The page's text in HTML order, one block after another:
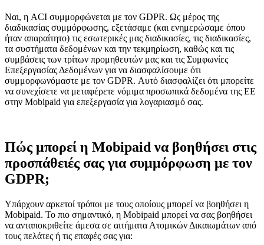
Ναι, η ACI συμμορφώνεται με τον GDPR. Ως μέρος της
διαδικασίας συμμόρφωσης, εξετάσαμε (και ενημερώσαμε όπου
ήταν απαραίτητο) τις εσωτερικές μας διαδικασίες, τις διαδικασίες,
τα συστήματα δεδομένων και την τεκμηρίωση, καθώς και τις
συμβάσεις των τρίτων προμηθευτών μας και τις Συμφωνίες
Επεξεργασίας Δεδομένων για να διασφαλίσουμε ότι
συμμορφωνόμαστε με τον GDPR. Αυτό διασφαλίζει ότι μπορείτε
να συνεχίσετε να μεταφέρετε νόμιμα προσωπικά δεδομένα της ΕΕ
στην Mobipaid για επεξεργασία για λογαριασμό σας.
Πώς μπορεί η Mobipaid να βοηθήσει στις
προσπάθειές σας για συμμόρφωση με τον
GDPR;
Υπάρχουν αρκετοί τρόποι με τους οποίους μπορεί να βοηθήσει η
Mobipaid. Το πιο σημαντικό, η Mobipaid μπορεί να σας βοηθήσει
να ανταποκριθείτε άμεσα σε αιτήματα Ατομικών Δικαιωμάτων από
τους πελάτες ή τις επαφές σας για: